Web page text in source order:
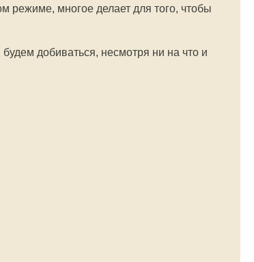
режиме, многое делает для того, чтобы
добиваться, несмотря ни на что и